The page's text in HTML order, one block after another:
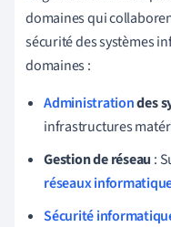
domaines qui
sécurité des systèmes
domaines :
Administrationdes
infrastructures
Gestion de réseau :
réseaux
Sécurité